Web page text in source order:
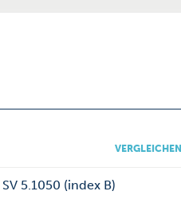
VERGLEICHEN
5.1050 (index B)